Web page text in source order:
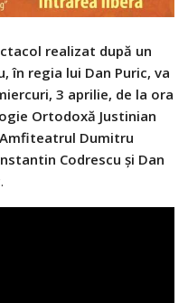
realizat după un
în regia lui Dan Puric, va
3 aprilie, de la ora
Ortodoxă Justinian
Dumitru
Codrescu şi Dan
.